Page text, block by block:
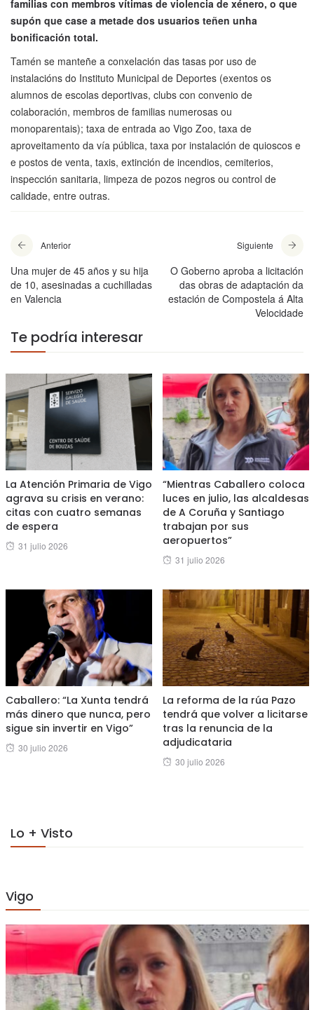
familias con membros vítimas de violencia de xénero, o que
supón que case a metade dos usuarios teñen unha
bonificación total.
Tamén se manteñe a conxelación das tasas por uso de
instalacións do Instituto Municipal de Deportes (exentos os
alumnos de escolas deportivas, clubs con convenio de
colaboración, membros de familias numerosas ou
monoparentais); taxa de entrada ao Vigo Zoo, taxa de
aproveitamento da vía pública, taxa por instalación de quioscos e
e postos de venta, taxis, extinción de incendios, cemiterios,
inspección sanitaria, limpeza de pozos negros ou control de
calidade, entre outras.
Anterior
Una mujer de 45 años y su hija
de 10, asesinadas a cuchilladas
en Valencia
Siguiente
O Goberno aproba a licitación
das obras de adaptación da
estación de Compostela á Alta
Velocidade
Te podría interesar
La Atención Primaria de Vigo
agrava su crisis en verano:
citas con cuatro semanas
de espera
Posted
31 julio 2026
“Mientras Caballero coloca
luces en julio, las alcaldesas
de A Coruña y Santiago
trabajan por sus
aeropuertos”
Posted
31 julio 2026
Caballero: “La Xunta tendrá
más dinero que nunca, pero
sigue sin invertir en Vigo”
Posted
30 julio 2026
La reforma de la rúa Pazo
tendrá que volver a licitarse
tras la renuncia de la
adjudicataria
Posted
30 julio 2026
Lo + Visto
Vigo